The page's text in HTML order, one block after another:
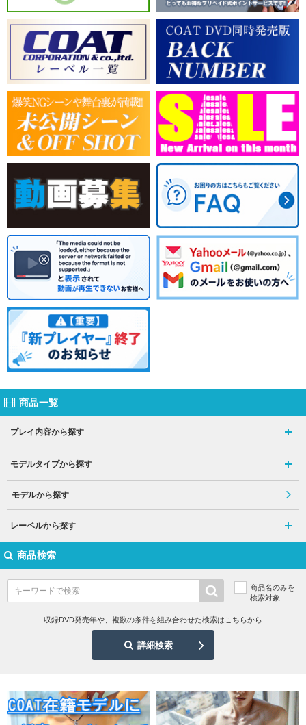
商品一覧
プレイ内容から探す
モデルタイプから探す
モデルから探す
レーベルから探す
商品検索
商品名のみを
検索対象
収録DVD発売年や、複数の条件を組み合わせた検索はこちらから
詳細検索